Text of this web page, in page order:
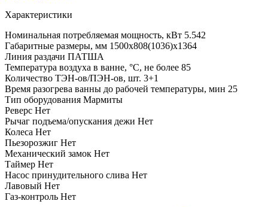
Характеристики
Номинальная потребляемая мощность, кВт 5.542
Габаритные размеры, мм 1500x808(1036)x1364
Линия раздачи ПАТША
Температура воздуха в ванне, °С, не более 85
Количество ТЭН-ов/ПЭН-ов, шт. 3+1
Время разогрева ванны до рабочей температуры, мин 25
Тип оборудования Мармиты
Реверс Нет
Рычаг подъема/опускания дежи Нет
Колеса Нет
Пьезорозжиг Нет
Механический замок Нет
Таймер Нет
Насос принудительного слива Нет
Лавовый Нет
Газ-контроль Нет